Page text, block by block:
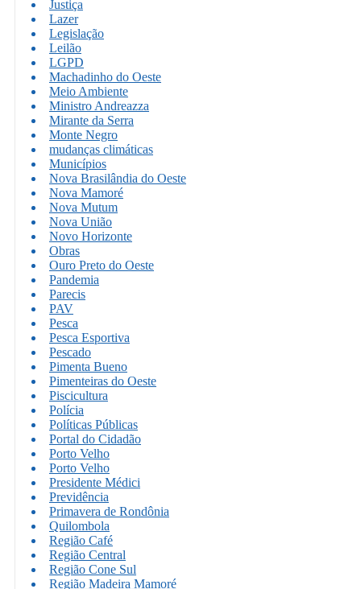
Justiça
Lazer
Legislação
Leilão
LGPD
Machadinho do Oeste
Meio Ambiente
Ministro Andreazza
Mirante da Serra
Monte Negro
mudanças climáticas
Municípios
Nova Brasilândia do Oeste
Nova Mamoré
Nova Mutum
Nova União
Novo Horizonte
Obras
Ouro Preto do Oeste
Pandemia
Parecis
PAV
Pesca
Pesca Esportiva
Pescado
Pimenta Bueno
Pimenteiras do Oeste
Piscicultura
Polícia
Políticas Públicas
Portal do Cidadão
Porto Velho
Porto Velho
Presidente Médici
Previdência
Primavera de Rondônia
Quilombola
Região Café
Região Central
Região Cone Sul
Região Madeira Mamoré